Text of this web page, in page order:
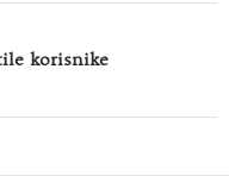
korisnike